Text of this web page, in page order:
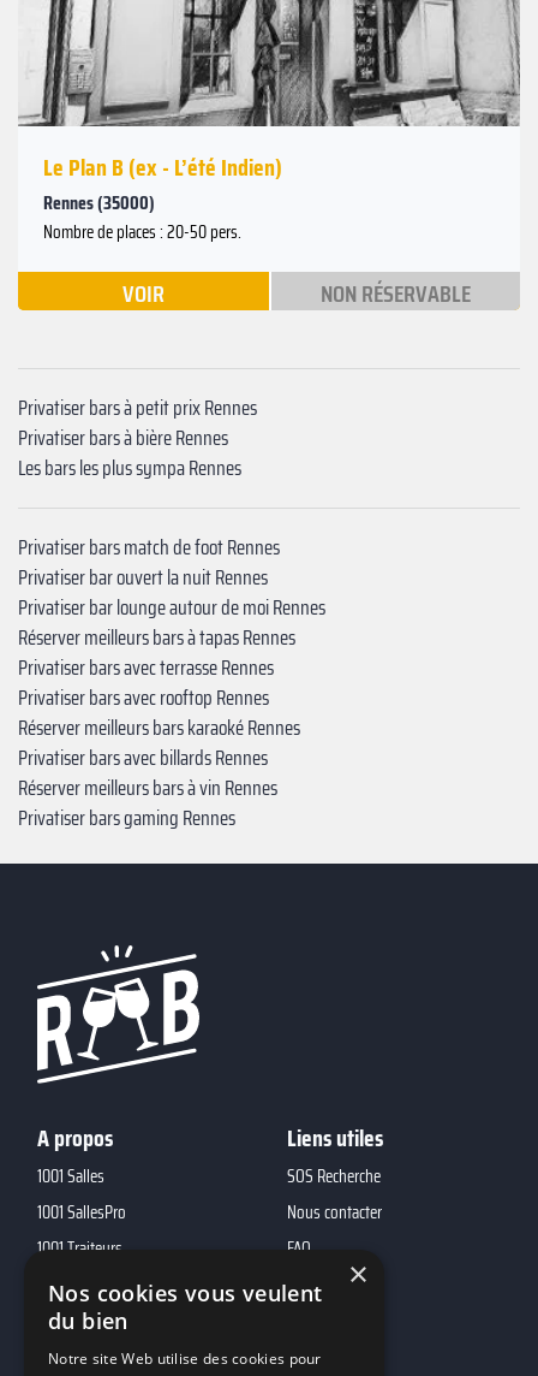
Le Plan B (ex - L’été Indien)
Rennes (35000)
Nombre de places : 20-50 pers.
VOIR NON RÉSERVABLE
Privatiser bars à petit prix Rennes
Privatiser bars à bière Rennes
Les bars les plus sympa Rennes
Privatiser bars match de foot Rennes
Privatiser bar ouvert la nuit Rennes
Privatiser bar lounge autour de moi Rennes
Réserver meilleurs bars à tapas Rennes
Privatiser bars avec terrasse Rennes
Privatiser bars avec rooftop Rennes
Réserver meilleurs bars karaoké Rennes
Privatiser bars avec billards Rennes
Réserver meilleurs bars à vin Rennes
Privatiser bars gaming Rennes
A propos
1001 Salles
1001 SallesPro
1001 Traiteurs
1001 DJ
10h01
MP2
Liens utiles
SOS Recherche
Nous contacter
FAQ
×
Nos cookies vous veulent
du bien
Notre site Web utilise des cookies pour